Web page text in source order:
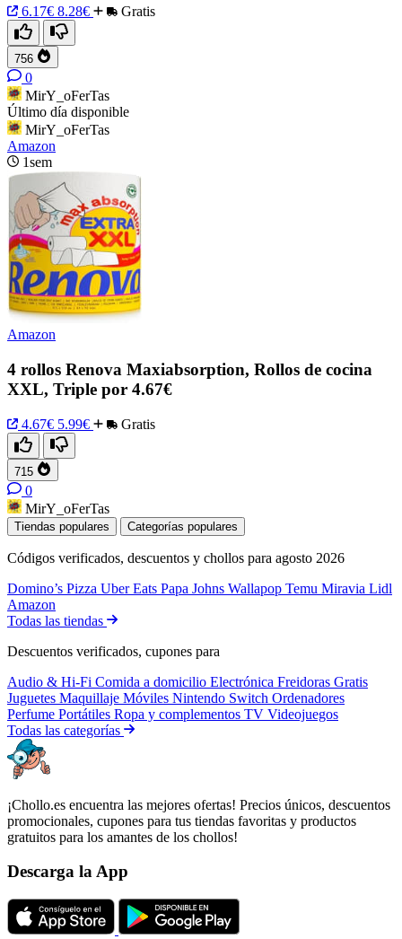
6.17€ 8.28€ Gratis
756
0
MirY_oFerTas
Último día disponible
MirY_oFerTas
Amazon
1sem
Amazon
4 rollos Renova Maxiabsorption, Rollos de cocina
XXL, Triple por 4.67€
4.67€ 5.99€ Gratis
715
0
MirY_oFerTas
Tiendas populares Categorías populares
Códigos verificados, descuentos y chollos para agosto 2026
Domino’s Pizza Uber Eats Papa Johns Wallapop Temu Miravia Lidl
Amazon
Todas las tiendas
Descuentos verificados, cupones para
Audio & Hi-Fi Comida a domicilio Electrónica Freidoras Gratis
Juguetes Maquillaje Móviles Nintendo Switch Ordenadores
Perfume Portátiles Ropa y complementos TV Videojuegos
Todas las categorías
¡Chollo.es encuentra las mejores ofertas! Precios únicos, descuentos
promocionales, cupones para tus tiendas favoritas y productos
gratuitos para los amantes de los chollos!
Descarga la App